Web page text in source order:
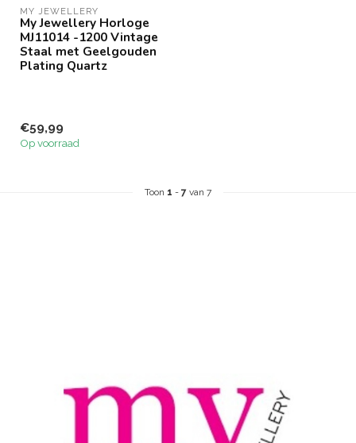
MY JEWELLERY
My Jewellery Horloge
MJ11014 -1200 Vintage
Staal met Geelgouden
Plating Quartz
€59,99
Op voorraad
Toon 1 - 7 van 7